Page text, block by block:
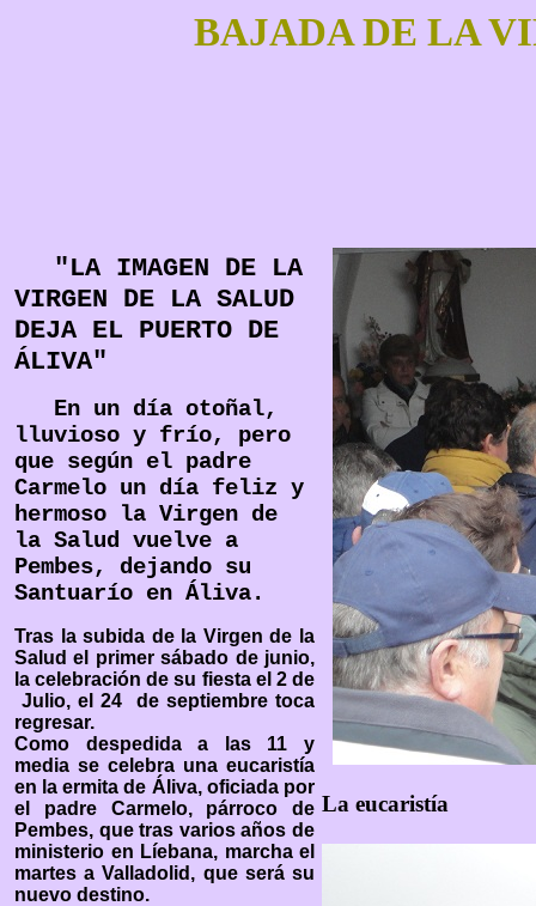
BAJADA DE LA
"LA IMAGEN DE LA
VIRGEN DE LA SALUD
DEJA EL PUERTO DE
ÁLIVA"
En un día otoñal,
lluvioso y frío, pero
que según el padre
Carmelo un día feliz y
hermoso la Virgen de
la Salud vuelve a
Pembes, dejando su
Santuarío en Áliva.
Tras la subida de la Virgen de la
Salud el primer sábado de junio,
la celebración de su fiesta el 2 de
Julio, el 24 de septiembre toca
regresar.
Como despedida a las 11 y
media se celebra una eucaristía
en la ermita de Áliva, oficiada por
el padre Carmelo, párroco de
Pembes, que tras varios años de
ministerio en Líebana, marcha el
martes a Valladolid, que será su
nuevo destino.
La eucaristía